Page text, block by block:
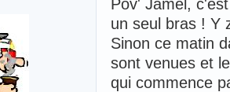
Pov' Jamel,
un seul bras ! Y
Sinon ce matin
sont venues et
qui commence